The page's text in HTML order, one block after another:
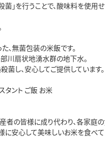
」を行うことで、酸味料を使用
、無菌包装の米飯です。
川扇状地湧水群の地下水。
し、安心してご提供しています。
タント ご飯 お米
の皆様に成り代わり、各家庭
安心して美味しいお米を食べ